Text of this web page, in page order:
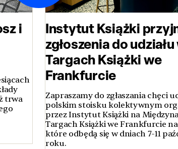
i
trwa
Instytut Książki
zgłoszenia do
Targach Książki we
Frankfurcie
Zapraszamy do zgłaszania chęci
polskim stoisku kolektywnym
przez Instytut Książki na
Targach Książki we Frankfurcie
które odbędą się w dniach 7-11
roku.